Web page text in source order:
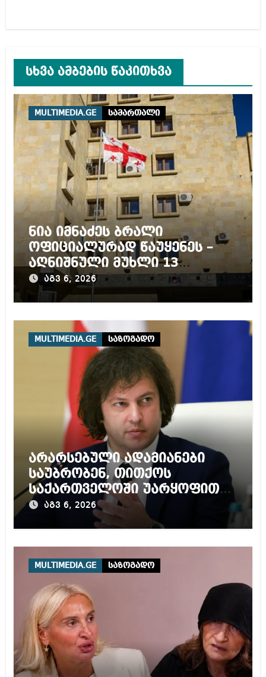
სხვა ამბების წაკითხვა
MULTIMEDIA.GE სამართალი
ნია იმნაძეს ბრალი
ოფიციალურად წაუყენეს –
აღნიშნული მუხლი 13
წლამდე პატიმრობას
ითვალისწინებს
აგვ 6, 2026
MULTIMEDIA.GE საზოგადო
არარსებული ადამიანები
საუბრობენ, თითქოს
საქართველოში უარყოფითი
გარემოა შექმნილი რუსი
ტურისტებისთვის, ჩვენი კარი
აგვ 6, 2026
MULTIMEDIA.GE საზოგადო